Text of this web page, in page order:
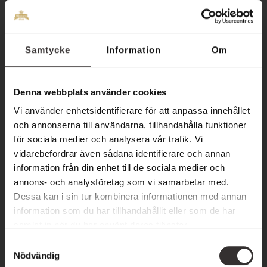
Samtycke Information Om
Denna webbplats använder cookies
Vi använder enhetsidentifierare för att anpassa innehållet
och annonserna till användarna, tillhandahålla funktioner
för sociala medier och analysera vår trafik. Vi
vidarebefordrar även sådana identifierare och annan
information från din enhet till de sociala medier och
annons- och analysföretag som vi samarbetar med.
Dessa kan i sin tur kombinera informationen med annan
information som du har tillhandahållit eller som de har
Nödvändig
Här är två fördelar du kan få med en Oligoforce behandling
hos oss på hotell Skansen:
Behandlingen kan vara effektiv för att minska akne, förbättra
ojämn hudstruktur och rensa igentäppta porer. Det kan hjälpa
till att minska inflammation och ge en klarare hud.
Avkoppling och välbefinnande: Hudvårdsbehandlingen
erbjuder en avkopplande och lugnande upplevelse. Det kan
vara en möjlighet att koppla av, reducera stress och främja
välbefinnande.
Vem är en Oligoforce